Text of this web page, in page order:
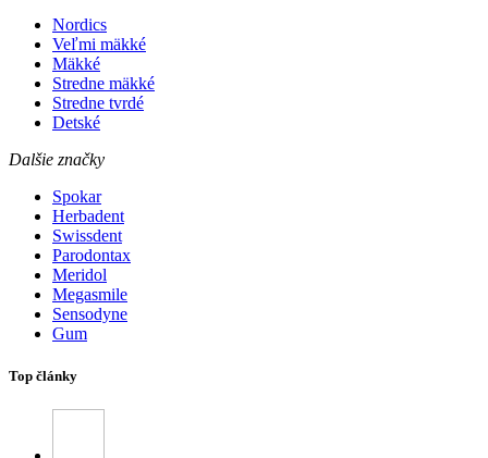
Nordics
Veľmi mäkké
Mäkké
Stredne mäkké
Stredne tvrdé
Detské
Dalšie značky
Spokar
Herbadent
Swissdent
Parodontax
Meridol
Megasmile
Sensodyne
Gum
Top články